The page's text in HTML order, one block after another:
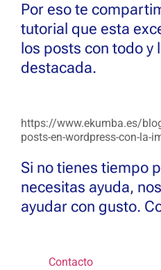
Por eso te
tutorial que esta
los posts con todo y
destacada.
https://www.ekumba.es/
posts-en-wordpress-con-la-
Si no tienes tiempo
necesitas ayuda,
ayudar con gusto.
Contacto